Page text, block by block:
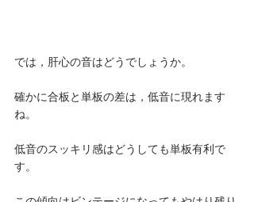
では，肝心の音はどうでしょうか。
確かに合板と単板の差は，低音に現れます
ね。
低音のスッキリ感はどうしても単板有利で
す。